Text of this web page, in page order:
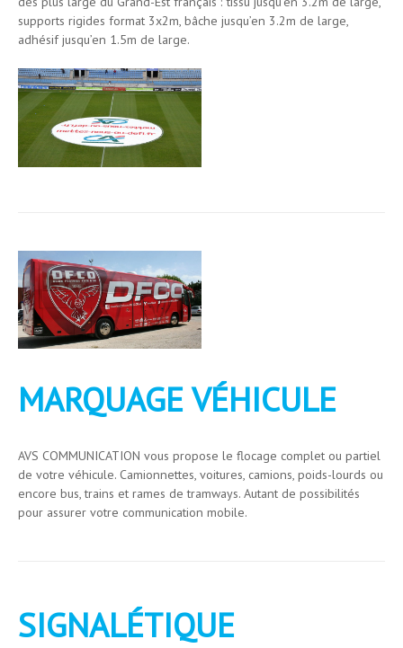
supports rigides format 3x2m, bâche jusqu’en 3.2m de large,
adhésif jusqu’en 1.5m de large.
MARQUAGE VÉHICULE
AVS COMMUNICATION vous propose le flocage complet ou partiel
de votre véhicule. Camionnettes, voitures, camions, poids-lourds ou
encore bus, trains et rames de tramways. Autant de possibilités
pour assurer votre communication mobile.
SIGNALÉTIQUE